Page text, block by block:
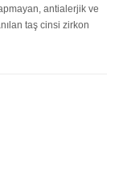
antialerjik ve
taş cinsi zirkon